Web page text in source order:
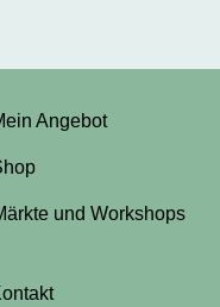
Angebot
und Workshops